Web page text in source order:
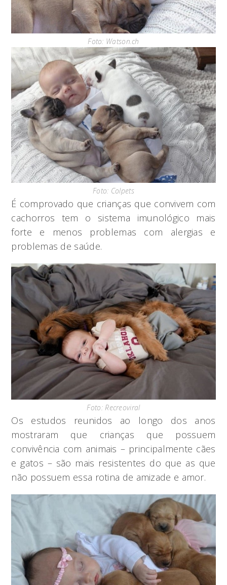
Foto: Watson.ch
Foto: Colpets
É comprovado que crianças que convivem com
cachorros tem o sistema imunológico mais
forte e menos problemas com alergias e
problemas de saúde.
Foto: Recreoviral
Os estudos reunidos ao longo dos anos
mostraram que crianças que possuem
convivência com animais – principalmente cães
e gatos – são mais resistentes do que as que
não possuem essa rotina de amizade e amor.